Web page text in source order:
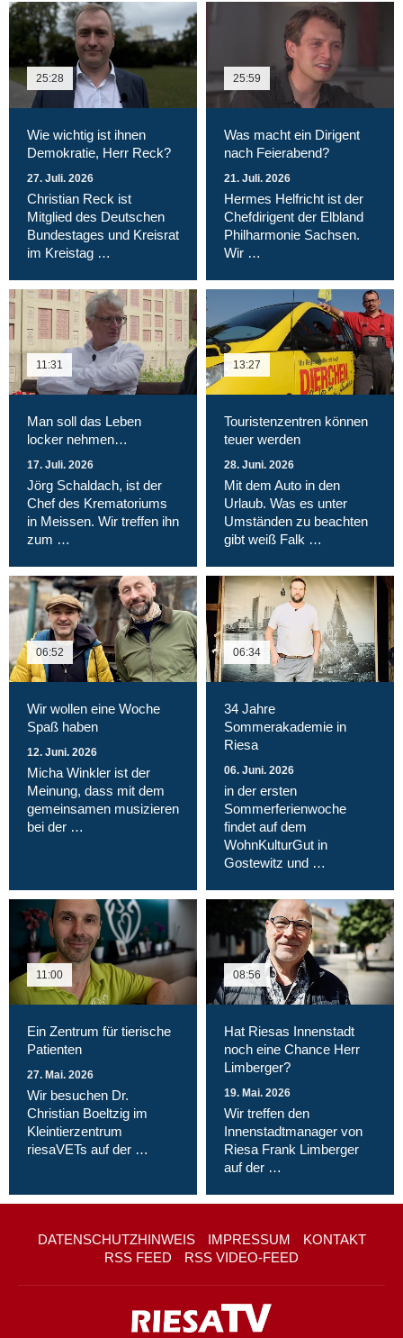
25:28
Wie wichtig ist ihnen
Demokratie, Herr Reck?
27. Juli. 2026
Christian Reck ist
Mitglied des Deutschen
Bundestages und Kreisrat
im Kreistag …
25:59
Was macht ein Dirigent
nach Feierabend?
21. Juli. 2026
Hermes Helfricht ist der
Chefdirigent der Elbland
Philharmonie Sachsen.
Wir …
11:31
Man soll das Leben
locker nehmen…
17. Juli. 2026
Jörg Schaldach, ist der
Chef des Krematoriums
in Meissen. Wir treffen ihn
zum …
13:27
Touristenzentren können
teuer werden
28. Juni. 2026
Mit dem Auto in den
Urlaub. Was es unter
Umständen zu beachten
gibt weiß Falk …
06:52
Wir wollen eine Woche
Spaß haben
12. Juni. 2026
Micha Winkler ist der
Meinung, dass mit dem
gemeinsamen musizieren
bei der …
06:34
34 Jahre
Sommerakademie in
Riesa
06. Juni. 2026
in der ersten
Sommerferienwoche
findet auf dem
WohnKulturGut in
Gostewitz und …
11:00
Ein Zentrum für tierische
Patienten
27. Mai. 2026
Wir besuchen Dr.
Christian Boeltzig im
Kleintierzentrum
riesaVETs auf der …
08:56
Hat Riesas Innenstadt
noch eine Chance Herr
Limberger?
19. Mai. 2026
Wir treffen den
Innenstadtmanager von
Riesa Frank Limberger
auf der …
DATENSCHUTZHINWEIS IMPRESSUM
KONTAKT
RSS FEED
RSS VIDEO-FEED